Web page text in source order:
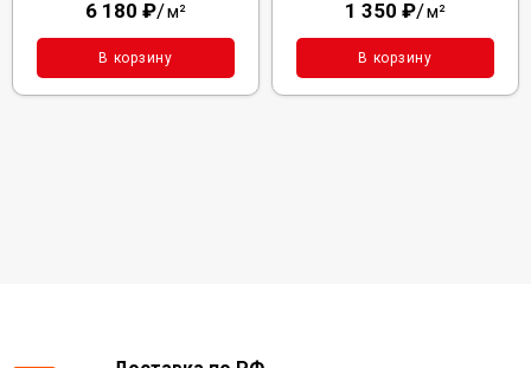
6 180 ₽/м²
В корзину
1 350 ₽/м²
В корзину